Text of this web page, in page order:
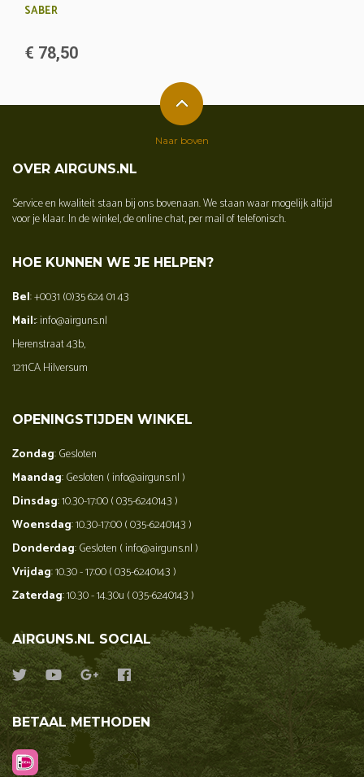
SABER
€ 78,50
OVER AIRGUNS.NL
Service en kwaliteit staan bij ons bovenaan. We staan waar mogelijk altijd
voor je klaar. In de winkel, de online chat, per mail of telefonisch.
HOE KUNNEN WE JE HELPEN?
Bel: +0031 (0)35 624 01 43
Mail:: info@airguns.nl
Herenstraat 43b,
1211CA Hilversum
OPENINGSTIJDEN WINKEL
Zondag: Gesloten
Maandag: Gesloten ( info@airguns.nl )
Dinsdag: 10.30-17:00 ( 035-6240143 )
Woensdag: 10.30-17:00 ( 035-6240143 )
Donderdag: Gesloten ( info@airguns.nl )
Vrijdag: 10.30 - 17:00 ( 035-6240143 )
Zaterdag: 10.30 - 14.30u ( 035-6240143 )
AIRGUNS.NL SOCIAL
BETAAL METHODEN
Naar boven